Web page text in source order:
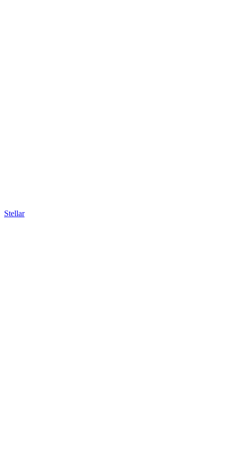
Stellar